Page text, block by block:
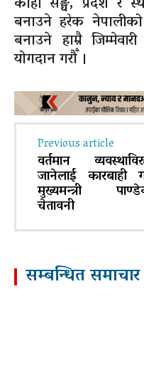
बनाउने हरेक
बनाउने हाम्रै
योगदान गरौँ ।
Previous article
वर्तमान
जानेलाई कारबाही
मुख्यमन्त्री
चेतावनी
सम्बन्धित समाचार